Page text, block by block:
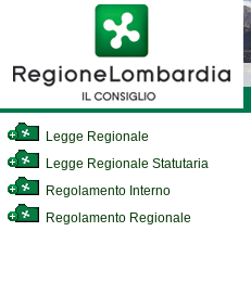
Legge Regionale
Legge Regionale Statutaria
Regolamento Interno
Regolamento Regionale